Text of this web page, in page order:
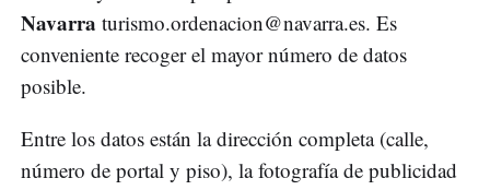
Navarra turismo.ordenacion@navarra.es. Es
conveniente recoger el mayor número de datos
posible.
Entre los datos están la dirección completa (calle,
número de portal y piso), la fotografía de publicidad